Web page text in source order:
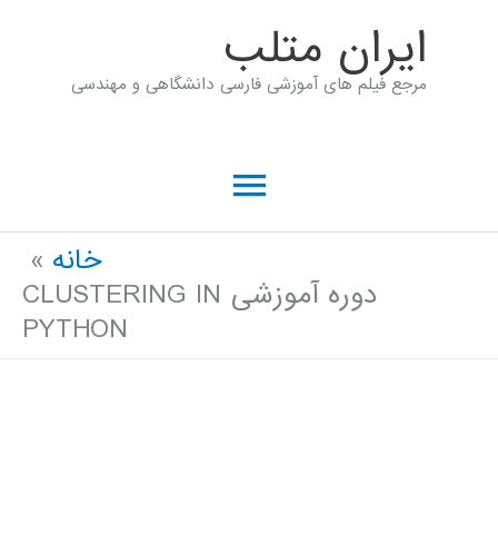
ايران متلب
مرجع فیلم های آموزشی فارسی دانشگاهی و مهندسی
فهرست
خانه
دوره آموزشی CLUSTERING IN
PYTHON